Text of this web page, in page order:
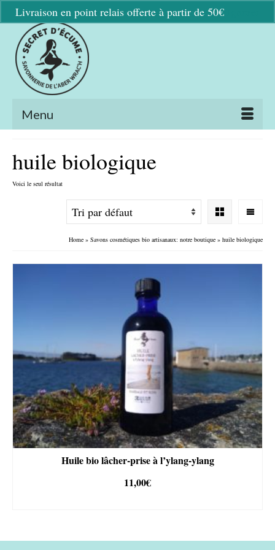
Livraison en point relais offerte à partir de 50€
Menu
huile biologique
Voici le seul résultat
Home » Savons cosmétiques bio artisanaux: notre boutique » huile biologique
Huile bio lâcher-prise à l’ylang-ylang
11,00€